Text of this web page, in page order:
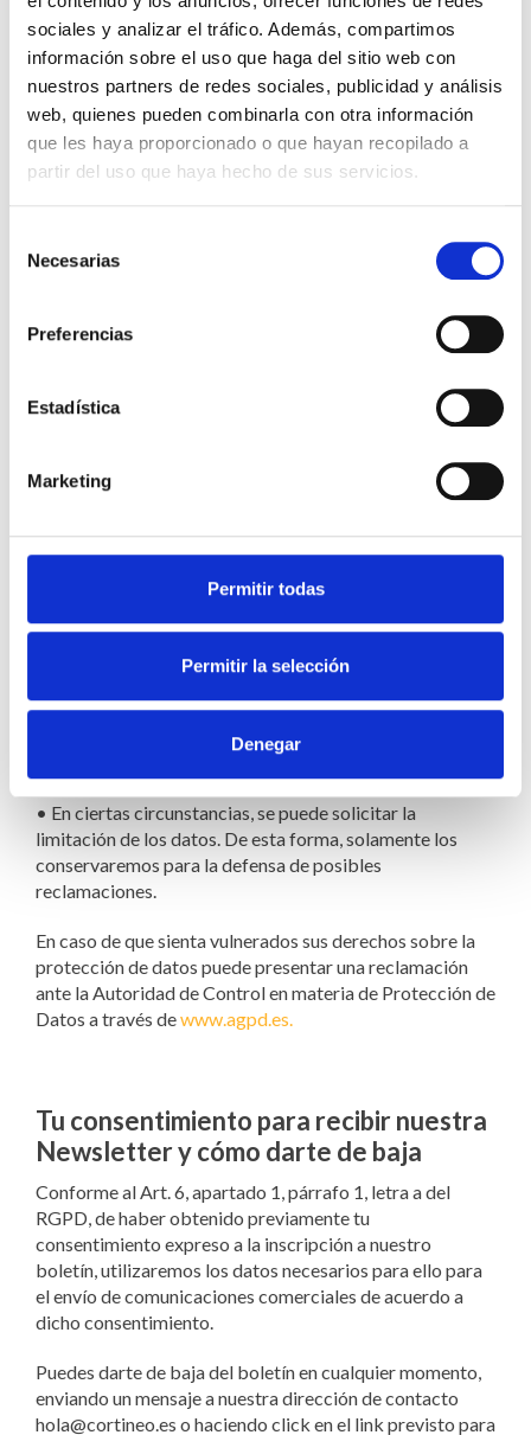
sociales y analizar el tráfico. Además, compartimos
información sobre el uso que haga del sitio web con
nuestros partners de redes sociales, publicidad y análisis
web, quienes pueden combinarla con otra información
que les haya proporcionado o que hayan recopilado a
partir del uso que haya hecho de sus servicios.
Necesarias
Preferencias
Estadística
Marketing
Permitir todas
Permitir la selección
Denegar
¿Durante cuánto tiempo
conservaremos tus datos?
Trataremos tus datos hasta el momento que tú mismo
decidas darte de baja como usuario registrado y durante
los años necesarios para cumplir con las obligaciones
•4 años según el artículo d Ley sobre Infracciones y
Sanciones en el Orden Social y Ley General Tributaria.
•5 años según el artículo de 1964 del Código Civil.
¿Cuáles son tus derechos cuando nos
•Solicitarnos tus datos personales en cualquier
momento y pedirnos la rectificación de los datos que
Modificar y/o actualizar tus datos personales.
•Pedirnos la supresión de los datos cuando ya no sean
necesarios para la finalidad que fueron recogidos por
• En ciertas circunstancias, se puede solicitar la
limitación de los datos. De esta forma, solamente los
conservaremos para la defensa de posibles
reclamaciones.
En caso de que sienta vulnerados sus derechos sobre la
protección de datos puede presentar una reclamación
ante la Autoridad de Control en materia de Protección de
Datos a través dewww.agpd.es.
Tu consentimiento para recibir nuestra
Newsletter y cómo darte de baja
Conforme al Art. 6, apartado 1, párrafo 1, letra a del
RGPD, de haber obtenido previamente tu
consentimiento expreso a la inscripción a nuestro
boletín, utilizaremos los datos necesarios para ello para
el envío de comunicaciones comerciales de acuerdo a
dicho consentimiento.
Puedes darte de baja del boletín en cualquier momento,
enviando un mensaje a nuestra dirección de contacto
hola@cortineo.es o haciendo click en el link previsto para